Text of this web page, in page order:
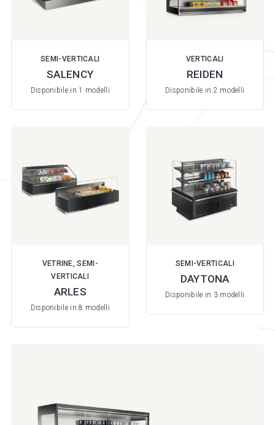
SEMI-VERTICALI
SALENCY
Disponibile in 1 modelli
VERTICALI
REIDEN
Disponibile in 2 modelli
VETRINE, SEMI-
VERTICALI
ARLES
Disponibile in 8 modelli
SEMI-VERTICALI
DAYTONA
Disponibile in 3 modelli